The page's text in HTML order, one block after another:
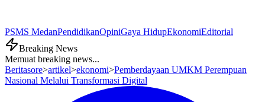
PSMS MedanPendidikanOpiniGaya HidupEkonomiEditorial
Breaking News
Memuat breaking news...
Beritasore>artikel>ekonomi>Pemberdayaan UMKM Perempuan
Nasional Melalui Transformasi Digital